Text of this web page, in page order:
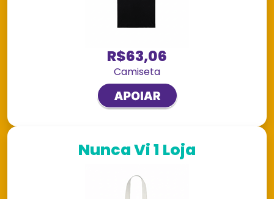
R$63,06
Camiseta
Nunca Vi 1 Loja